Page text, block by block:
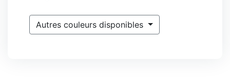
Autres couleurs disponibles